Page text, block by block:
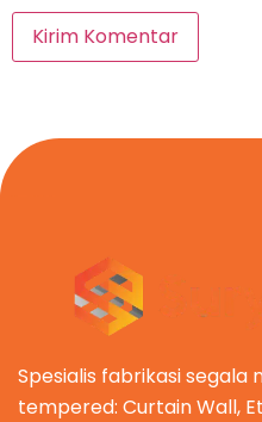
Spesialis fabrikasi
tempered: Curtain Wall,